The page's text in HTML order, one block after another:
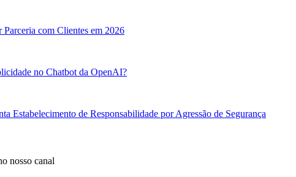
com Clientes em 2026
no Chatbot da OpenAI?
Estabelecimento de Responsabilidade por Agressão de Segurança
nosso canal